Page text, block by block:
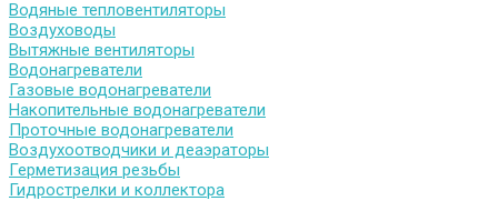
Водяные тепловентиляторы
Воздуховоды
Вытяжные вентиляторы
Водонагреватели
Газовые водонагреватели
Накопительные водонагреватели
Проточные водонагреватели
Воздухоотводчики и деаэраторы
Герметизация резьбы
Гидрострелки и коллектора